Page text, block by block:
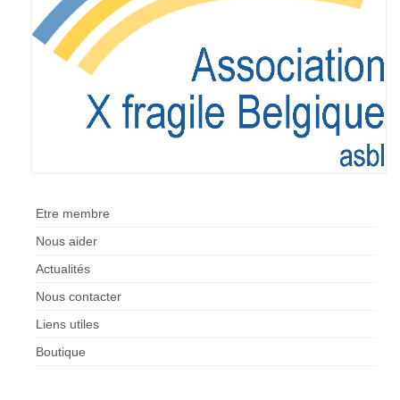
Etre membre
Activités passées
L’X presse
Nos revendications
A l’annonce du handicap
Parentalité et handicap
Les formalités administratives
Etre membre
Nous aider
Actualités
Nous contacter
Liens utiles
Boutique